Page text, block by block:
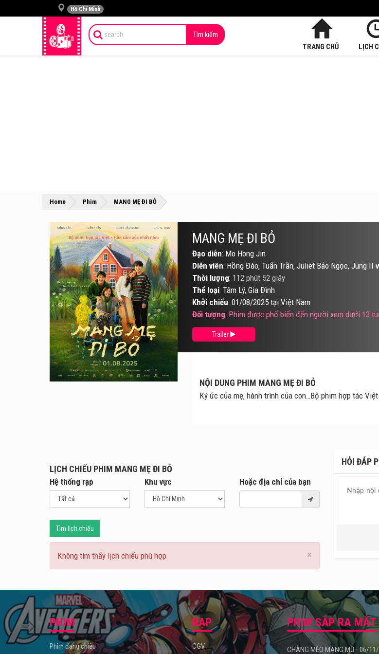
Hồ Chí Minh
Tìm kiếm
TRANG CHỦ LỊCH
Home »
Phim »
MANG MẸ ĐI BỎ
NỘI DUNG PHIM MANG MẸ ĐI BỎ
Ký ức của mẹ, hành trình của con…Bộ phim hợp tác
MANG MẸ ĐI BỎ
Đạo diễn: Mo Hong Jin
Diễn viên: Hồng Đào, Tuấn Trần, Juliet Bảo Ngọc, Jung Il-
Thời lượng: 112 phút 52 giây
Thể loại: Tâm Lý, Gia Đình
Khởi chiếu: 01/08/2025 tại Việt Nam
Đối tượng: Phim được phổ biến đến người xem dưới 13
Trailer
LỊCH CHIẾU PHIM MANG MẸ ĐI BỎ
Hệ thống rạp Khu vực Hoặc địa chỉ của bạn
Tìm lịch chiếu
×
Không tìm thấy lịch chiếu phù hợp
HỎI ĐÁP
PHIM
Phim đang chiếu
RẠP
CGV
PHIM SẮP RA MẮT
CHÀNG MÈO MANG MŨ - 06/